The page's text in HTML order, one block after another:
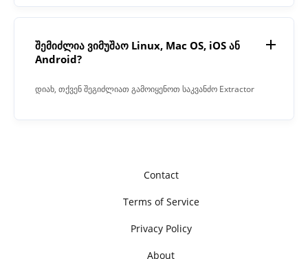
შემიძლია ვიმუშაო Linux, Mac OS, iOS ან
Android?
დიახ, თქვენ შეგიძლიათ გამოიყენოთ საკვანძო Extractor
Contact
Terms of Service
Privacy Policy
About